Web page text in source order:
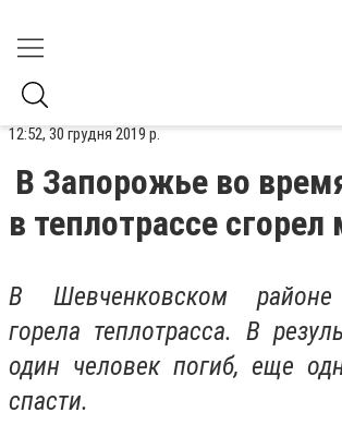
12:52, 30 грудня 2019 р.
В Запорожье во
в теплотрассе
В Шевченковском районе
горела теплотрасса. В
один человек погиб, еще
спасти.